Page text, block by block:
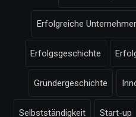
Erfolgreiche Unternehmer
Erfolgsgeschichte
Gründergeschichte
Selbstständigkeit Start-up